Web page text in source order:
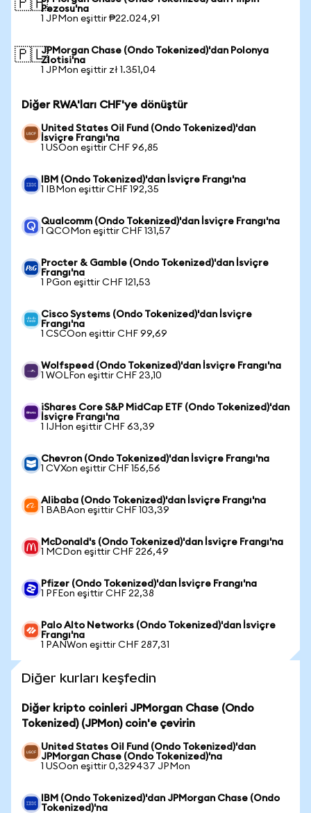
🇵🇭Pezosu'na
1 JPMon eşittir ₱22.024,91
🇵🇱JPMorgan Chase (Ondo Tokenized)'dan Polonya
Zlotisi'na
1 JPMon eşittir zł 1.351,04
Diğer RWA'ları CHF'ye dönüştür
United States Oil Fund (Ondo Tokenized)'dan
İsviçre Frangı'na
1 USOon eşittir CHF 96,85
IBM (Ondo Tokenized)'dan İsviçre Frangı'na
1 IBMon eşittir CHF 192,35
Qualcomm (Ondo Tokenized)'dan İsviçre Frangı'na
1 QCOMon eşittir CHF 131,57
Procter & Gamble (Ondo Tokenized)'dan İsviçre
Frangı'na
1 PGon eşittir CHF 121,53
Cisco Systems (Ondo Tokenized)'dan İsviçre
Frangı'na
1 CSCOon eşittir CHF 99,69
Wolfspeed (Ondo Tokenized)'dan İsviçre Frangı'na
1 WOLFon eşittir CHF 23,10
iShares Core S&P MidCap ETF (Ondo Tokenized)'dan
İsviçre Frangı'na
1 IJHon eşittir CHF 63,39
Chevron (Ondo Tokenized)'dan İsviçre Frangı'na
1 CVXon eşittir CHF 156,56
Alibaba (Ondo Tokenized)'dan İsviçre Frangı'na
1 BABAon eşittir CHF 103,39
McDonald's (Ondo Tokenized)'dan İsviçre Frangı'na
1 MCDon eşittir CHF 226,49
Pfizer (Ondo Tokenized)'dan İsviçre Frangı'na
1 PFEon eşittir CHF 22,38
Palo Alto Networks (Ondo Tokenized)'dan İsviçre
Frangı'na
1 PANWon eşittir CHF 287,31
Diğer kurları keşfedin
Diğer kripto coinleri JPMorgan Chase (Ondo
Tokenized) (JPMon) coin'e çevirin
United States Oil Fund (Ondo Tokenized)'dan
JPMorgan Chase (Ondo Tokenized)'na
1 USOon eşittir 0,329437 JPMon
IBM (Ondo Tokenized)'dan JPMorgan Chase (Ondo
Tokenized)'na